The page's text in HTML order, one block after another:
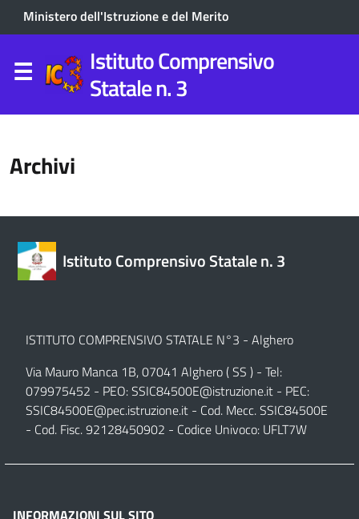
Ministero dell'Istruzione e del Merito
Istituto Comprensivo
Statale n. 3
Archivi
Istituto Comprensivo Statale n. 3
ISTITUTO COMPRENSIVO STATALE N°3 - Alghero
Via Mauro Manca 1B, 07041 Alghero ( SS ) - Tel:
079975452 - PEO:SSIC84500E@istruzione.it - PEC:
SSIC84500E@pec.istruzione.it - Cod. Mecc. SSIC84500E
- Cod. Fisc. 92128450902 - Codice Univoco: UFLT7W
INFORMAZIONI SUL SITO